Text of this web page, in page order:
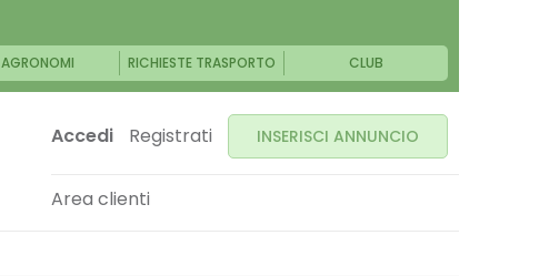
AGRONOMI RICHIESTE TRASPORTO CLUB
Accedi Registrati INSERISCI ANNUNCIO
Area clienti